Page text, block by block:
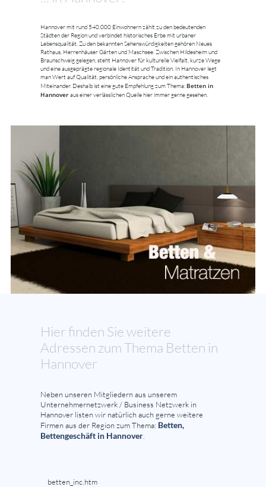
Hannover mit rund 540.000 Einwohnern zählt zu den bedeutenden
Städten der Region und verbindet historisches Erbe mit urbaner
Lebensqualität. Zu den bekannten Sehenswürdigkeiten gehören Neues
Rathaus, Herrenhäuser Gärten und Maschsee. Zwischen Hildesheim und
Braunschweig gelegen, steht Hannover für kulturelle Vielfalt, kurze Wege
und eine ausgeprägte regionale Identität und Tradition. In Hannover legt
man Wert auf Qualität, persönliche Ansprache und ein authentisches
Miteinander. Deshalb ist eine gute Empfehlung zum Thema: Betten in
Hannover aus einer verlässlichen Quelle hier immer gerne gesehen.
Hier finden Sie weitere
Adressen zum Thema Betten in
Hannover
Neben unseren Mitgliedern aus unserem
Unternehmernetzwerk / Business Netzwerk in
Hannover listen wir natürlich auch gerne weitere
Firmen aus der Region zum Thema: Betten,
Bettengeschäft in Hannover
betten_inc.htm